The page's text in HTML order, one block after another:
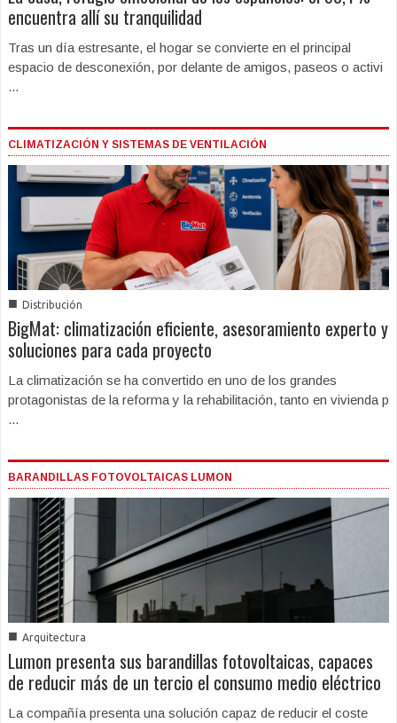
encuentra allí su tranquilidad
Tras un día estresante, el hogar se convierte en el principal
espacio de desconexión, por delante de amigos, paseos o activi
...
CLIMATIZACIÓN Y SISTEMAS DE VENTILACIÓN
■ Distribución
BigMat: climatización eficiente, asesoramiento experto y
soluciones para cada proyecto
La climatización se ha convertido en uno de los grandes
protagonistas de la reforma y la rehabilitación, tanto en vivienda p
...
BARANDILLAS FOTOVOLTAICAS LUMON
■ Arquitectura
Lumon presenta sus barandillas fotovoltaicas, capaces
de reducir más de un tercio el consumo medio eléctrico
La compañía presenta una solución capaz de reducir el coste